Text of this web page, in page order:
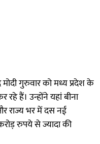
मोदी गुरुवार को मध्य प्रदेश के
हैं। उन्होंने यहां बीना
राज्य भर में दस नई
रुपये से ज्यादा की